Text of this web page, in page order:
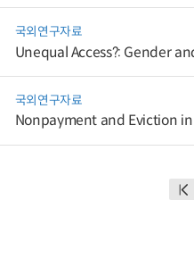
국외연구자료
Unequal Access?: Gender
국외연구자료
Nonpayment and Eviction